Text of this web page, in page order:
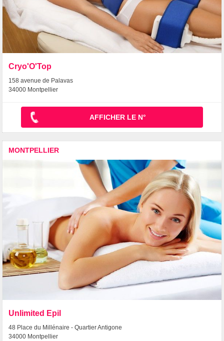
Cryo'O'Top
158 avenue de Palavas
34000 Montpellier
AFFICHER LE N°
MONTPELLIER
Unlimited Epil
48 Place du Millénaire - Quartier Antigone
34000 Montpellier